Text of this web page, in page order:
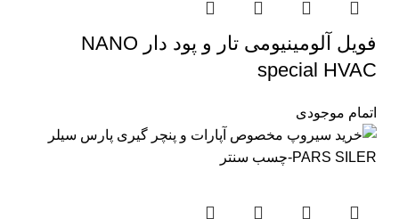
فویل آلومینیومی تار و پود دار NANO
special HVAC
اتمام موجودی